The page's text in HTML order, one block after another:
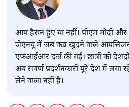
आप हैरान हुए या नहीं। पीएम मोदी
जेएनयू में जब कब्र खुदने वाले
एफआईआर दर्ज की गई। छात्रों को
अब सवर्ण प्रदर्शनकारी पूरे देश में लगा
लेने वाला नहीं है।